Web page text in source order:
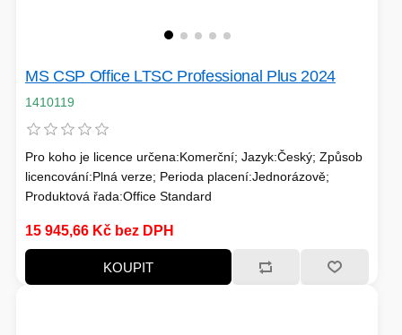
MS CSP Office LTSC Professional Plus 2024
1410119
Pro koho je licence určena:Komerční; Jazyk:Český; Způsob
licencování:Plná verze; Perioda placení:Jednorázově;
Produktová řada:Office Standard
15 945,66 Kč bez DPH
KOUPIT